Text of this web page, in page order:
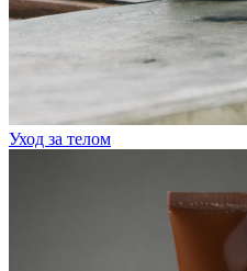
Уход за телом